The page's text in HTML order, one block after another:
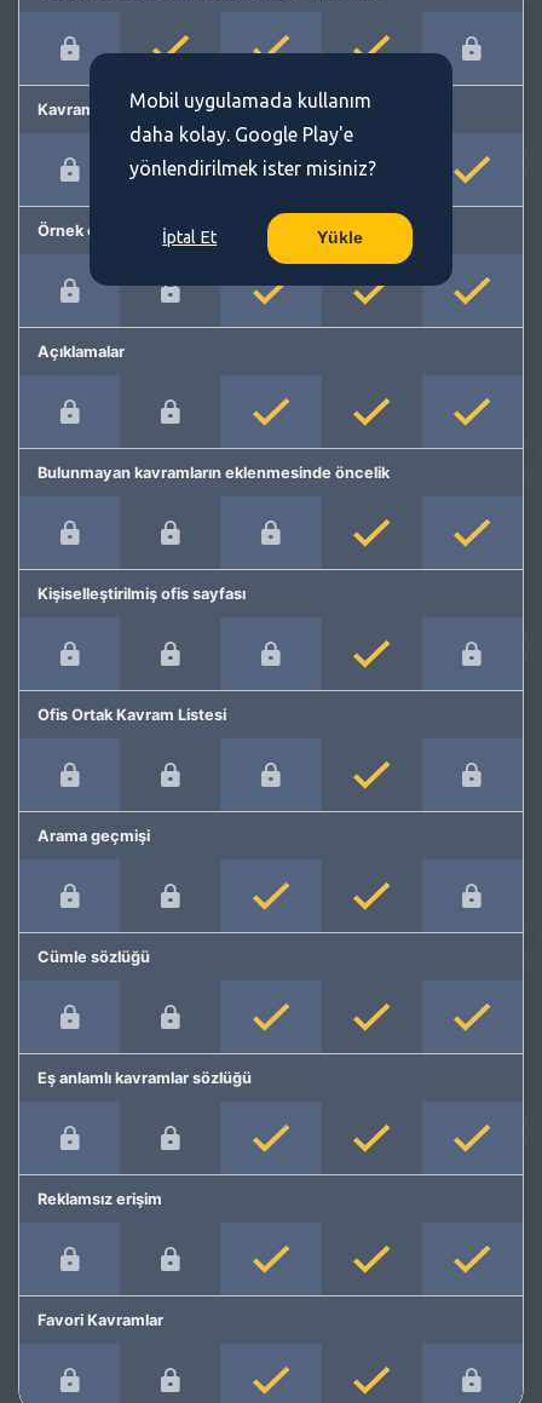
Kavram önerme
Örnek cümleler
Açıklamalar
Bulunmayan kavramların eklenmesinde öncelik
Kişiselleştirilmiş ofis sayfası
Ofis Ortak Kavram Listesi
Arama geçmişi
Cümle sözlüğü
Eş anlamlı kavramlar sözlüğü
Reklamsız erişim
Favori Kavramlar
Mobil uygulamada kullanım
daha kolay. Google Play'e
yönlendirilmek ister misiniz?
İptal Et Yükle